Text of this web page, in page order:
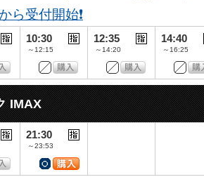
ら受付開始❗️
10:30
～12:15
12:35
～14:20
14:40
～16:25
IMAX
21:30
～23:53